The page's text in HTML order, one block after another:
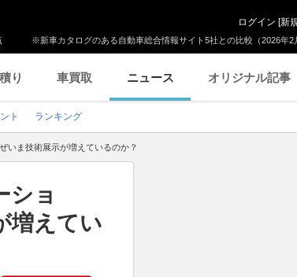
※新車カタログのある自動車総合情報サイト5社との比較（2026年2
ログイン [新
り 車買取 ニュース オリジナル記事
ト ランキング
いま技術展示が増えているのか？
ショ
増えてい